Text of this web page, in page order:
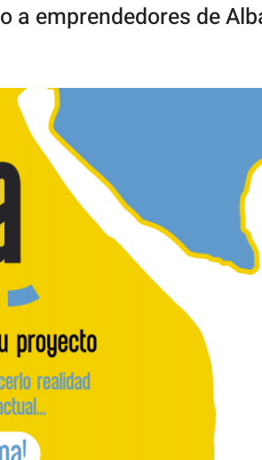
a emprendedores de